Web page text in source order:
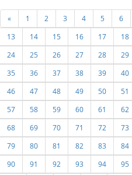
« 1 2 3 4 5 6
13
14 15 16 17 18
24
25 26 27 28 29
35
36 37 38 39 40
46
47 48 49 50 51
57
58 59 60 61 62
68
69 70 71 72 73
79
80 81 82 83 84
90
91 92 93 94 95